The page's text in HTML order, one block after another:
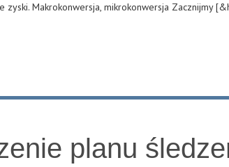
zyski. Makrokonwersja, mikrokonwersja Zacznijmy
planu